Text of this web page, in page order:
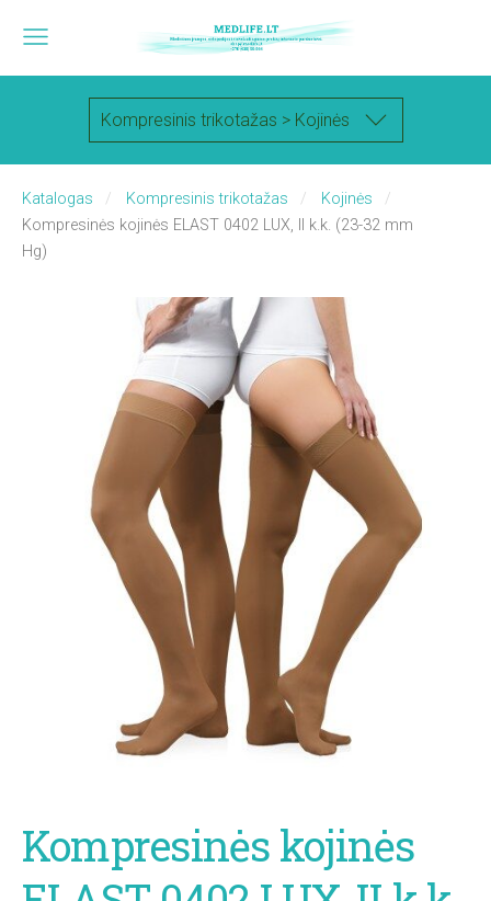
Kompresinis trikotažas > Kojinės
Katalogas Kompresinis trikotažas
Kojinės
Kompresinės kojinės ELAST 0402 LUX, II k.k. (23-32 mm
Hg)
Kompresinės kojinės